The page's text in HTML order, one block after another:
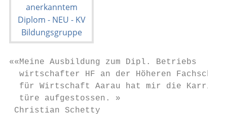
««Meine Ausbildung zum Dipl. Betriebs­
  wirtschafter HF an der Höheren Fachschule
für Wirtschaft Aarau hat mir die
  türe aufgestossen. »
Christian Schetty